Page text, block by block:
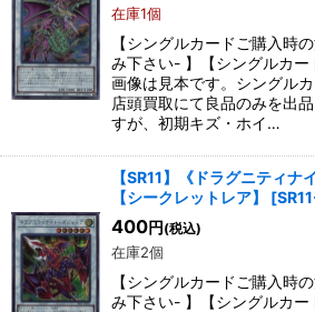
在庫1個
【シングルカードご購入時
み下さい- 】【シングルカー
画像は見本です。シングル
店頭買取にて良品のみを出
すが、初期キズ・ホイ…
【SR11】《ドラグニティナ
【シークレットレア】
[
400円 (税込)
在庫2個
【シングルカードご購入時
み下さい- 】【シングルカー